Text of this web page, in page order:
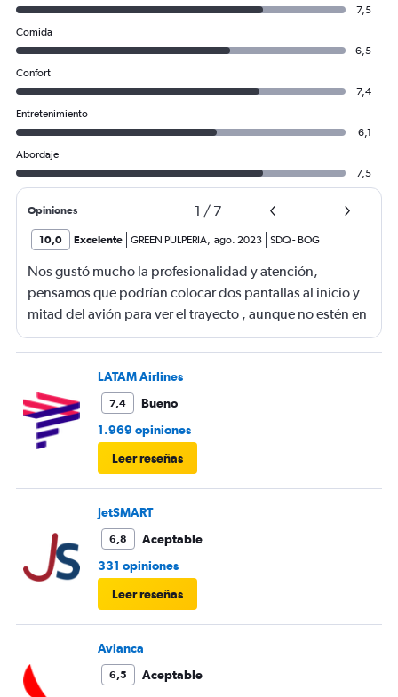
7,5
Comida
6,5
Confort
7,4
Entretenimiento
6,1
Abordaje
7,5
Opiniones 1 / 7
10,0 Excelente GREEN PULPERIA, ago. 2023 SDQ- BOG
Nos gustó mucho la profesionalidad y atención,
pensamos que podrían colocar dos pantallas al inicio y
mitad del avión para ver el trayecto , aunque no estén en
cada asciento pero con esas dos pie so seria bueno.
LATAM Airlines
7,4
Bueno
1.969 opiniones
Leer reseñas
JetSMART
6,8
Aceptable
331 opiniones
Leer reseñas
Avianca
6,5
Aceptable